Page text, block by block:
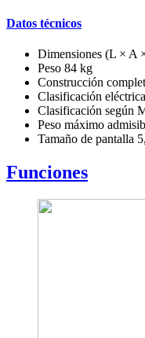
Datos técnicos
Dimensiones (L × A
Peso 84 kg
Construcción
Clasificación
Clasificación según
Peso máximo
Tamaño de pantalla
Funciones